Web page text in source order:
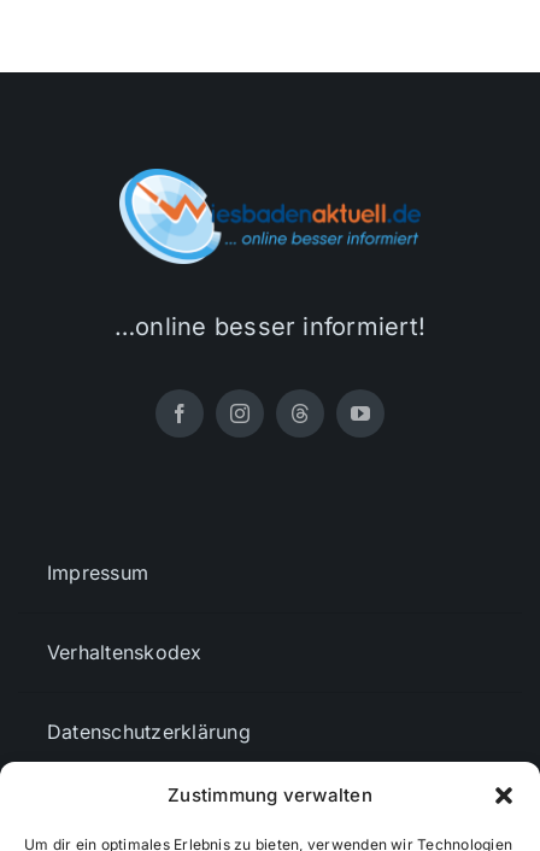
Zustimmung verwalten
Um dir ein optimales Erlebnis zu bieten, verwenden wir Technologien
…online besser informiert!
Impressum
Verhaltenskodex
Datenschutzerklärung